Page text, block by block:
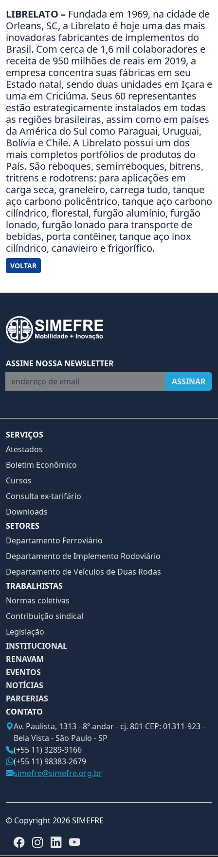
LIBRELATO – Fundada em 1969, na cidade de
Orleans, SC, a Librelato é hoje uma das mais
inovadoras fabricantes de implementos do
Brasil. Com cerca de 1,6 mil colaboradores e
receita de 950 milhões de reais em 2019, a
empresa concentra suas fábricas em seu
Estado natal, sendo duas unidades em Içara e
uma em Criciúma. Seus 60 representantes
estão estrategicamente instalados em todas
as regiões brasileiras, assim como em países
da América do Sul como Paraguai, Uruguai,
Bolívia e Chile. A Librelato possui um dos
mais completos portfólios de produtos do
País. São reboques, semirreboques, bitrens,
tritrens e rodotrens: para aplicações em
carga seca, graneleiro, carrega tudo, tanque
aço carbono policêntrico, tanque aço carbono
cilíndrico, florestal, furgão alumínio, furgão
lonado, furgão lonado para transporte de
bebidas, porta contêiner, tanque aço inox
cilíndrico, canavieiro e frigorífico.
VOLTAR
ASSINE NOSSA NEWSLETTER
endereço de email
ASSINAR
SERVIÇOS
Atestados
Boletim Econômico
Cursos
Consulta ex-tarifário
Downloads
SETORES
Departamento Ferroviário
Departamento de Implemento Rodoviário
Departamento de Veículos de Duas Rodas
TRABALHISTAS
Normas coletivas
Contribuição sindical
Legislação
INSTITUCIONAL
RENAVAM
EVENTOS
NOTÍCIAS
PARCERIAS
CONTATO
Av. Paulista, 1313 - 8º andar - cj. 801 CEP: 01311-923 -
Bela Vista - São Paulo - SP
(+55 11) 3289-9166
(+55 11) 98383-2679
simefre@simefre.org.br
© Copyright 2026 SIMEFRE